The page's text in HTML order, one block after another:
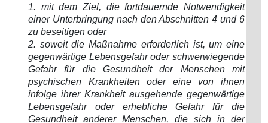
1. mit dem Ziel, die fortdauernde Notwendigkeit
einer Unterbringung nach den Abschnitten 4 und 6
zu beseitigen oder
2. soweit die Maßnahme erforderlich ist, um eine
gegenwärtige Lebensgefahr oder schwerwiegende
Gefahr für die Gesundheit der Menschen mit
psychischen Krankheiten oder eine von ihnen
infolge ihrer Krankheit ausgehende gegenwärtige
Lebensgefahr oder erhebliche Gefahr für die
Gesundheit anderer Menschen, die sich in der